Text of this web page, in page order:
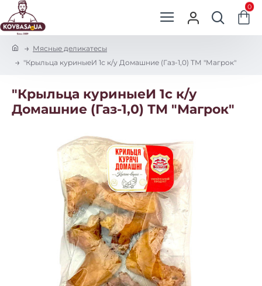
0
Мясные деликатесы
"Крыльца куриныеИ 1с к/у Домашние (Газ-1,0) ТМ "Магрок"
"Крыльца куриныеИ 1с к/у
Домашние (Газ-1,0) ТМ "Магрок"